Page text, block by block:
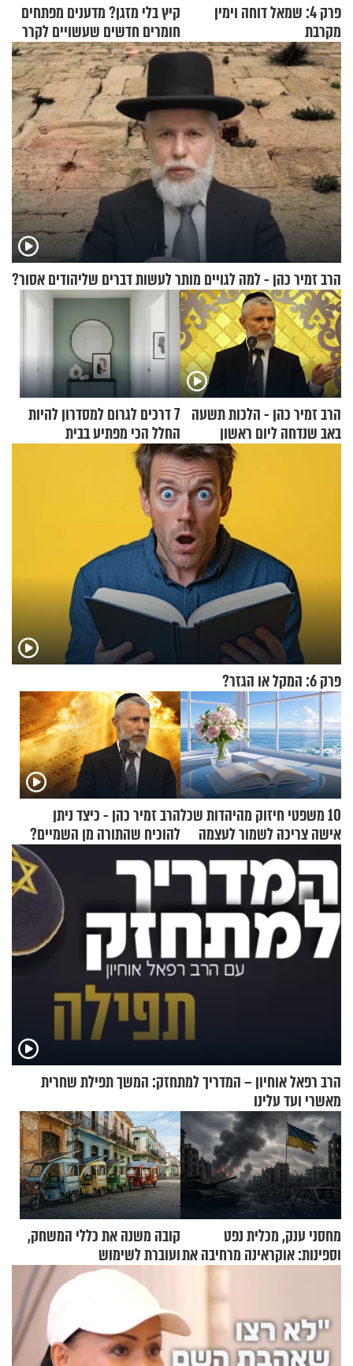
פרק 4: שמאל דוחה וימין
מקרבת
קיץ בלי מזגן? מדענים מפתחים
חומרים חדשים שעשויים לקרר
בתים
הרב זמיר כהן - למה לגויים מותר לעשות דברים שליהודים אסור?
הרב זמיר כהן - הלכות תשעה
באב שנדחה ליום ראשון
7 דרכים לגרום למסדרון להיות
החלל הכי מפתיע בבית
פרק 6: המקל או הגזר?
10 משפטי חיזוק מהיהדות שכל
אישה צריכה לשמור לעצמה
הרב זמיר כהן - כיצד ניתן
להוכיח שהתורה מן השמיים?
הרב רפאל אוחיון – המדריך למתחזק: המשך תפילת שחרית
מאשרי ועד עלינו
מחסני ענק, מכלית נפט
וספינות: אוקראינה מרחיבה את
התקיפות בעומק רוסיה
קובה משנה את כללי המשחק,
ועוברת לשימוש
בתלת־אופנועים סולאריים